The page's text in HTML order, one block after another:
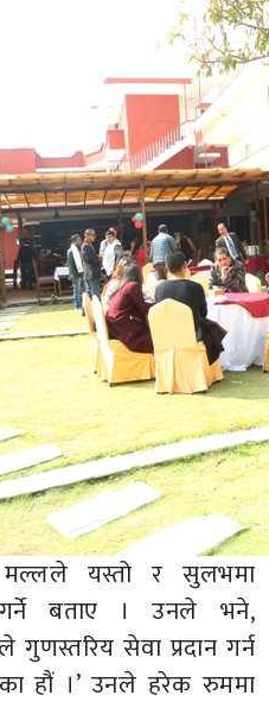
मल्लले यस्तो र सुलभमा
गर्ने बताए । उनले भने,
गुणस्तरिय सेवा प्रदान गर्न
हौं ।’ उनले हरेक रुममा